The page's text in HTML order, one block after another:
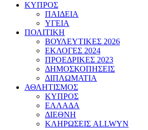
ΚΥΠΡΟΣ
ΠΑΙΔΕΙΑ
ΥΓΕΙΑ
ΠΟΛΙΤΙΚΗ
ΒΟΥΛΕΥΤΙΚΕΣ 2026
ΕΚΛΟΓΕΣ 2024
ΠΡΟΕΔΡΙΚΕΣ 2023
ΔΗΜΟΣΚΟΠΗΣΕΙΣ
ΔΙΠΛΩΜΑΤΙΑ
ΑΘΛΗΤΙΣΜΟΣ
ΚΥΠΡΟΣ
ΕΛΛΑΔΑ
ΔΙΕΘΝΗ
ΚΛΗΡΩΣΕΙΣ ALLWYN